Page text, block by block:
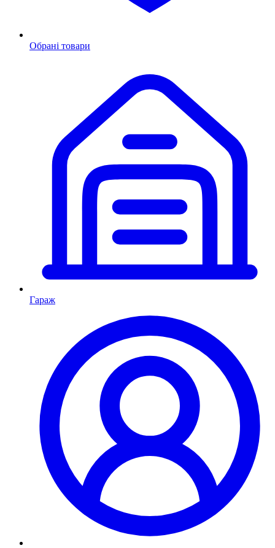
Обрані товари
Гараж